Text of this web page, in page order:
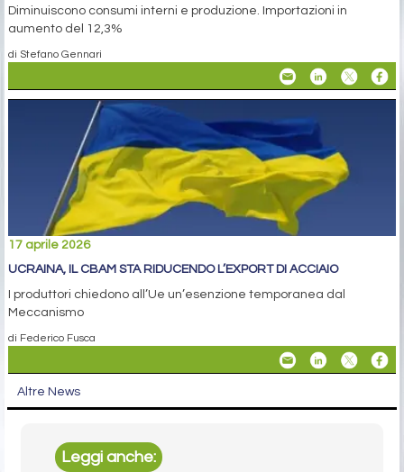
Diminuiscono consumi interni e produzione. Importazioni in
aumento del 12,3%
di Stefano Gennari
17 aprile 2026
UCRAINA, IL CBAM STA RIDUCENDO L’EXPORT DI ACCIAIO
I produttori chiedono all’Ue un’esenzione temporanea dal
Meccanismo
di Federico Fusca
Altre News
Leggi anche: